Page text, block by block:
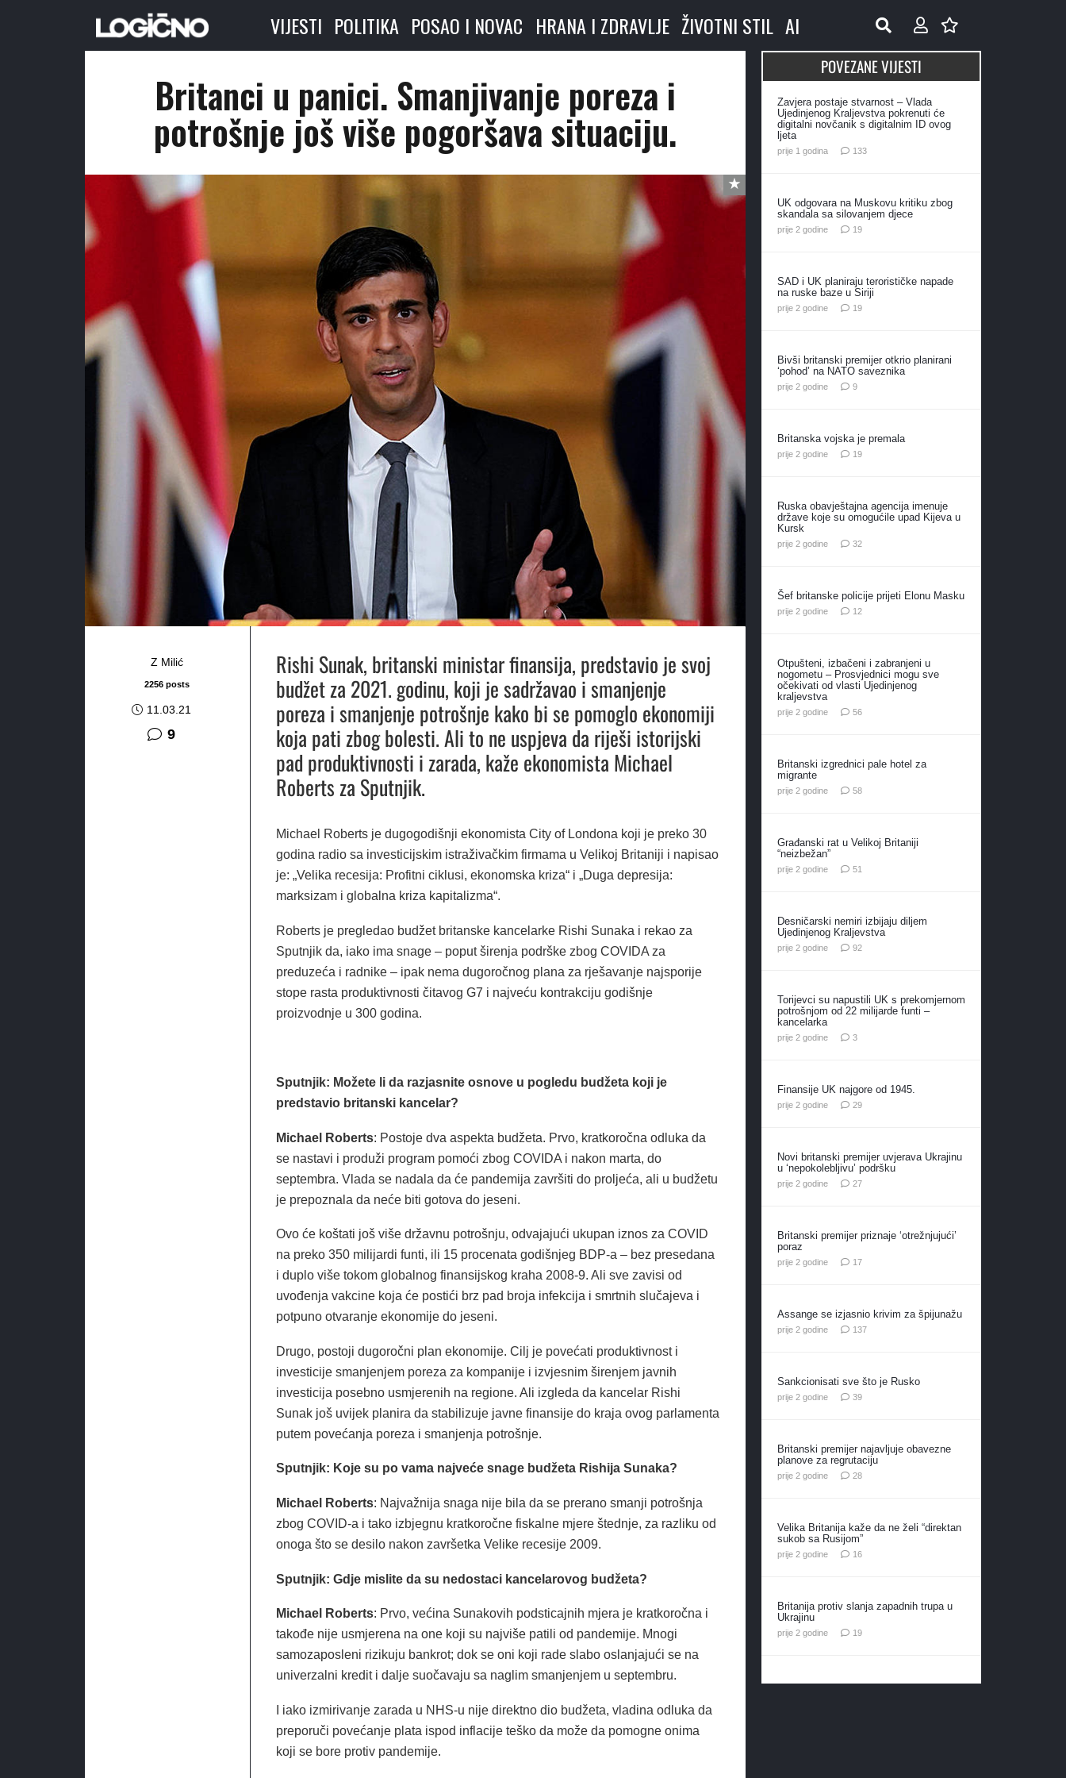
VIJESTI POLITIKA POSAO I NOVAC HRANA I ZDRAVLJE ŽIVOTNI STIL AI
Britanci u panici. Smanjivanje poreza i
potrošnje još više pogoršava situaciju.
Z Milić
2256 posts
11.03.21
9komentara
Rishi Sunak, britanski ministar finansija, predstavio je svoj
budžet za 2021. godinu, koji je sadržavao i smanjenje
poreza i smanjenje potrošnje kako bi se pomoglo ekonomiji
koja pati zbog bolesti. Ali to ne uspjeva da riješi istorijski
pad produktivnosti i zarada, kaže ekonomista Michael
Roberts za Sputnjik.
Michael Roberts je dugogodišnji ekonomista City of Londona koji je preko 30
godina radio sa investicijskim istraživačkim firmama u Velikoj Britaniji i napisao
je: „Velika recesija: Profitni ciklusi, ekonomska kriza“ i „Duga depresija:
marksizam i globalna kriza kapitalizma“.
Roberts je pregledao budžet britanske kancelarke Rishi Sunaka i rekao za
Sputnjik da, iako ima snage – poput širenja podrške zbog COVIDA za
preduzeća i radnike – ipak nema dugoročnog plana za rješavanje najsporije
stope rasta produktivnosti čitavog G7 i najveću kontrakciju godišnje
proizvodnje u 300 godina.
Sputnjik: Možete li da razjasnite osnove u pogledu budžeta koji je
predstavio britanski kancelar?
Michael Roberts: Postoje dva aspekta budžeta. Prvo, kratkoročna odluka da
se nastavi i produži program pomoći zbog COVIDA i nakon marta, do
septembra. Vlada se nadala da će pandemija završiti do proljeća, ali u budžetu
je prepoznala da neće biti gotova do jeseni.
Ovo će koštati još više državnu potrošnju, odvajajući ukupan iznos za COVID
na preko 350 milijardi funti, ili 15 procenata godišnjeg BDP-a – bez presedana
i duplo više tokom globalnog finansijskog kraha 2008-9. Ali sve zavisi od
uvođenja vakcine koja će postići brz pad broja infekcija i smrtnih slučajeva i
potpuno otvaranje ekonomije do jeseni.
Drugo, postoji dugoročni plan ekonomije. Cilj je povećati produktivnost i
investicije smanjenjem poreza za kompanije i izvjesnim širenjem javnih
investicija posebno usmjerenih na regione. Ali izgleda da kancelar Rishi
Sunak još uvijek planira da stabilizuje javne finansije do kraja ovog parlamenta
putem povećanja poreza i smanjenja potrošnje.
Sputnjik: Koje su po vama najveće snage budžeta Rishija Sunaka?
Michael Roberts: Najvažnija snaga nije bila da se prerano smanji potrošnja
zbog COVID-a i tako izbjegnu kratkoročne fiskalne mjere štednje, za razliku od
onoga što se desilo nakon završetka Velike recesije 2009.
Sputnjik: Gdje mislite da su nedostaci kancelarovog budžeta?
Michael Roberts: Prvo, većina Sunakovih podsticajnih mjera je kratkoročna i
takođe nije usmjerena na one koji su najviše patili od pandemije. Mnogi
samozaposleni rizikuju bankrot; dok se oni koji rade slabo oslanjajući se na
univerzalni kredit i dalje suočavaju sa naglim smanjenjem u septembru.
I iako izmirivanje zarada u NHS-u nije direktno dio budžeta, vladina odluka da
preporuči povećanje plata ispod inflacije teško da može da pomogne onima
koji se bore protiv pandemije.
POVEZANE VIJESTI
Zavjera postaje stvarnost – Vlada
Ujedinjenog Kraljevstva pokrenuti će
digitalni novčanik s digitalnim ID ovog
ljeta
prije 1 godina 133komentara
UK odgovara na Muskovu kritiku zbog
skandala sa silovanjem djece
prije 2 godine 19komentara
SAD i UK planiraju terorističke napade
na ruske baze u Siriji
prije 2 godine 19komentara
Bivši britanski premijer otkrio planirani
‘pohod’ na NATO saveznika
prije 2 godine 9komentara
Britanska vojska je premala
prije 2 godine 19komentara
Ruska obavještajna agencija imenuje
države koje su omogućile upad Kijeva u
Kursk
prije 2 godine 32komentara
Šef britanske policije prijeti Elonu Masku
prije 2 godine 12komentara
Otpušteni, izbačeni i zabranjeni u
nogometu – Prosvjednici mogu sve
očekivati od vlasti Ujedinjenog
kraljevstva
prije 2 godine 56komentara
Britanski izgrednici pale hotel za
migrante
prije 2 godine 58komentara
Građanski rat u Velikoj Britaniji
“neizbežan”
prije 2 godine 51
Desničarski nemiri izbijaju diljem
Ujedinjenog Kraljevstva
prije 2 godine 92komentara
Torijevci su napustili UK s prekomjernom
potrošnjom od 22 milijarde funti –
kancelarka
prije 2 godine 3komentara
Finansije UK najgore od 1945.
prije 2 godine 29komentara
Novi britanski premijer uvjerava Ukrajinu
u ‘nepokolebljivu’ podršku
prije 2 godine 27komentara
Britanski premijer priznaje ‘otrežnjujući’
poraz
prije 2 godine 17komentara
Assange se izjasnio krivim za špijunažu
prije 2 godine 137komentara
Sankcionisati sve što je Rusko
prije 2 godine 39komentara
Britanski premijer najavljuje obavezne
planove za regrutaciju
prije 2 godine 28komentara
Velika Britanija kaže da ne želi “direktan
sukob sa Rusijom”
prije 2 godine 16komentara
Britanija protiv slanja zapadnih trupa u
Ukrajinu
prije 2 godine 19komentara